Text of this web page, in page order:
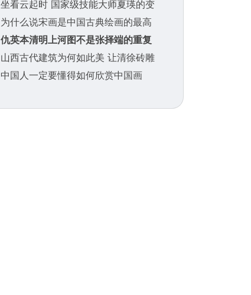
坐看云起时 国家级技能大师夏瑛的变
为什么说宋画是中国古典绘画的最高
仇英本清明上河图不是张择端的重复
山西古代建筑为何如此美 让清徐砖雕
中国人一定要懂得如何欣赏中国画